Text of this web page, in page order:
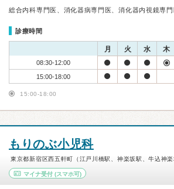
総合内科専門医、消化器病専門医、消化器内視鏡専
診療時間
月 火 水 木
08:30-12:00
15:00-18:00
15:00-18:00
もりのぶ小児科
東京都新宿区西五軒町（江戸川橋駅、神楽坂駅、牛込神楽
マイナ受付 (スマホ可)